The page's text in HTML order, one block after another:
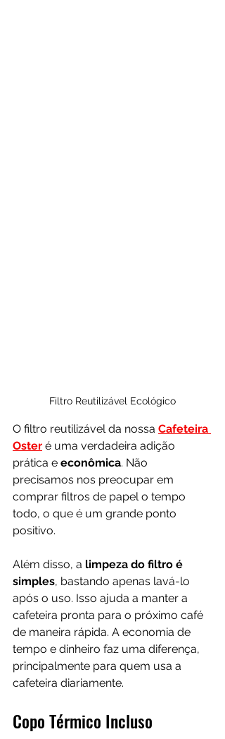
Filtro Reutilizável Ecológico
O filtro reutilizável da nossa Cafeteira
Oster é uma verdadeira adição
prática e econômica. Não
precisamos nos preocupar em
comprar filtros de papel o tempo
todo, o que é um grande ponto
positivo.
Além disso, a limpeza do filtro é
simples, bastando apenas lavá-lo
após o uso. Isso ajuda a manter a
cafeteira pronta para o próximo café
de maneira rápida. A economia de
tempo e dinheiro faz uma diferença,
principalmente para quem usa a
cafeteira diariamente.
Copo Térmico Incluso